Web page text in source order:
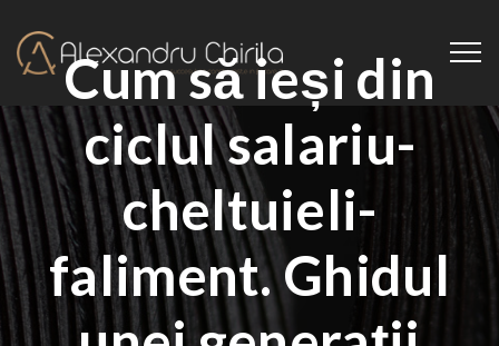
Cum să ieși din
ciclul salariu-
cheltuieli-
faliment. Ghidul